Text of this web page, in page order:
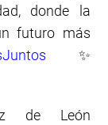
donde la
futuro más
✨
de León